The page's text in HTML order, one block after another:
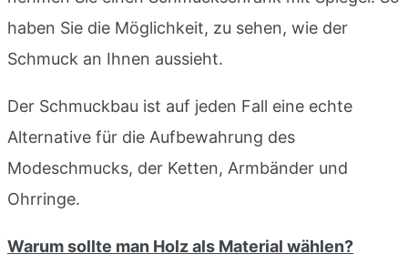
haben Sie die Möglichkeit, zu sehen, wie der
Schmuck an Ihnen aussieht.
Der Schmuckbau ist auf jeden Fall eine echte
Alternative für die Aufbewahrung des
Modeschmucks, der Ketten, Armbänder und
Ohrringe.
Warum sollte man Holz als Material wählen?